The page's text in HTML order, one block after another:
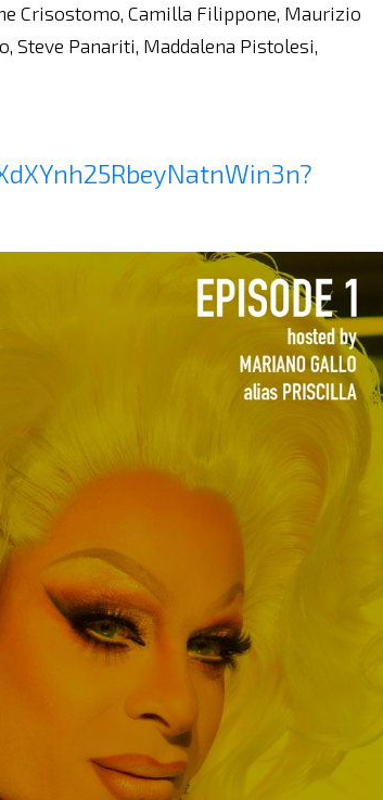
Crisostomo, Camilla Filippone, Maurizio
Steve Panariti, Maddalena Pistolesi,